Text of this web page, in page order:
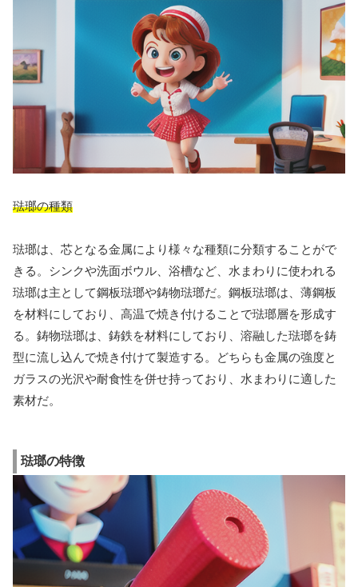
琺瑯の種類
琺瑯は、芯となる金属により様々な種類に分類することがで
きる。シンクや洗面ボウル、浴槽など、水まわりに使われる
琺瑯は主として鋼板琺瑯や鋳物琺瑯だ。鋼板琺瑯は、薄鋼板
を材料にしており、高温で焼き付けることで琺瑯層を形成す
る。鋳物琺瑯は、鋳鉄を材料にしており、溶融した琺瑯を鋳
型に流し込んで焼き付けて製造する。どちらも金属の強度と
ガラスの光沢や耐食性を併せ持っており、水まわりに適した
素材だ。
琺瑯の特徴